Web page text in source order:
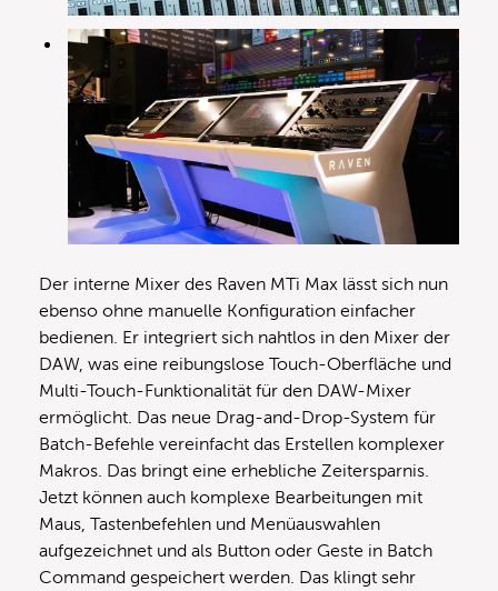
Der interne Mixer des Raven MTi Max lässt sich nun
ebenso ohne manuelle Konfiguration einfacher
bedienen. Er integriert sich nahtlos in den Mixer der
DAW, was eine reibungslose Touch-Oberfläche und
Multi-Touch-Funktionalität für den DAW-Mixer
ermöglicht. Das neue Drag-and-Drop-System für
Batch-Befehle vereinfacht das Erstellen komplexer
Makros. Das bringt eine erhebliche Zeitersparnis.
Jetzt können auch komplexe Bearbeitungen mit
Maus, Tastenbefehlen und Menüauswahlen
aufgezeichnet und als Button oder Geste in Batch
Command gespeichert werden. Das klingt sehr